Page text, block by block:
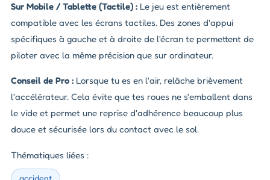
Sur Mobile / Tablette (Tactile) : Le jeu est entièrement
compatible avec les écrans tactiles. Des zones d'appui
spécifiques à gauche et à droite de l'écran te permettent de
piloter avec la même précision que sur ordinateur.
Conseil de Pro : Lorsque tu es en l'air, relâche brièvement
l'accélérateur. Cela évite que tes roues ne s'emballent dans
le vide et permet une reprise d'adhérence beaucoup plus
douce et sécurisée lors du contact avec le sol.
Thématiques liées :
accident